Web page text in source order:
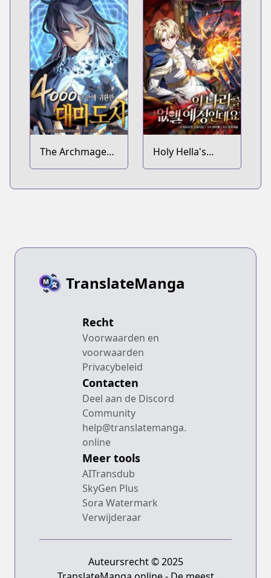
The Archmage
Returns After
Holy Hella's
Ultimate End
TranslateManga
Recht
Voorwaarden en
voorwaarden
Privacybeleid
Contacten
Deel aan de Discord
Community
help@translatemanga.
online
Meer tools
AITransdub
SkyGen Plus
Sora Watermark
Verwijderaar
Auteursrecht © 2025